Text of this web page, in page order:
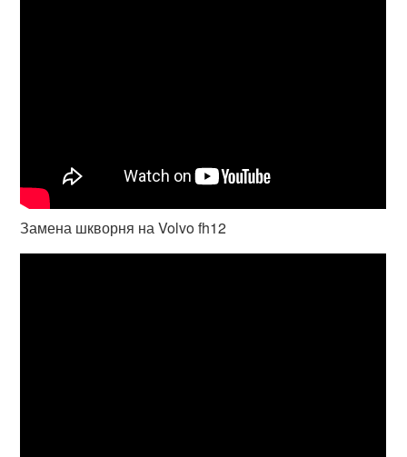
Замена шкворня на Volvo fh12